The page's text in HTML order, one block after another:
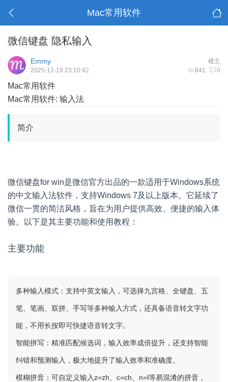
Mac常用软件
微信键盘 隐私输入
楼主
Emmy
841 0
2025-11-19 23:10:42
Mac常用软件
Mac常用软件: 输入法
简介
微信键盘for win是微信官方出品的一款适用于Windows系统
的中文输入法软件，支持Windows 7及以上版本。它延续了
微信一贯的简洁风格，旨在为用户提供高效、便捷的输入体
验。以下是其主要功能和使用教程：
主要功能
多种输入模式 ：支持中英文输入，可选择九宫格、全键盘、五
笔、笔画、双拼、手写等多种输入方式，还具备语音转文字功
能，不用长按即可快捷语音转文字。
智能拼写 ：精准匹配候选词，输入效率成倍提升，还支持智能
纠错和预测输入，极大地提升了输入效率和准确度。
模糊拼音 ：可自定义输入z=zh、c=ch、n=l等易混淆的拼音，